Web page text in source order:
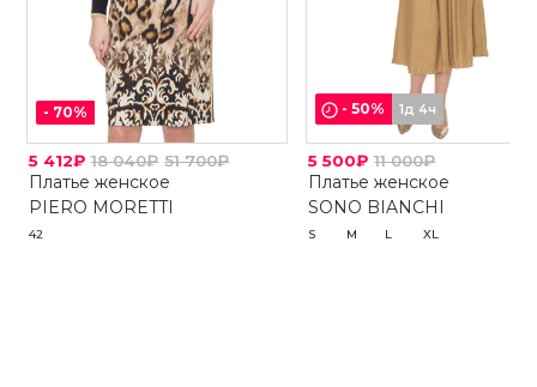
- 70%
5 412₽ 18 040₽ 51 700₽
Платье женское
PIERO MORETTI
42
-50% 1д 4ч
5 500₽ 11 000₽
Платье женское
SONO BIANCHI
S M L XL